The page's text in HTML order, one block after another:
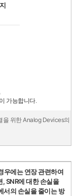
가능합니다.
을 위한 Analog Devices의
우에는 연장 관련하여
SNR에 대한 손실을
서의 손실을 줄이는 방